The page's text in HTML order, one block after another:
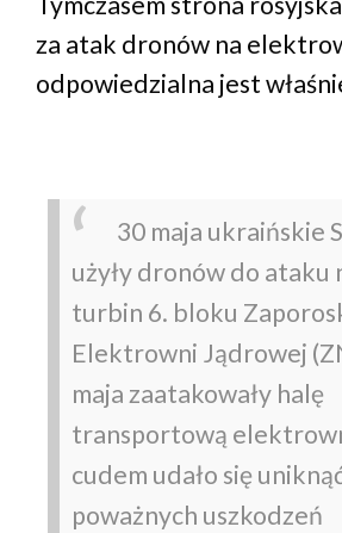
za atak dronów na
odpowiedzialna jest
30 maja ukraińskie
użyły dronów do ataku
turbin 6. bloku
Elektrowni Jądrowej
maja zaatakowały halę
transportową
cudem udało się
poważnych uszkodzeń